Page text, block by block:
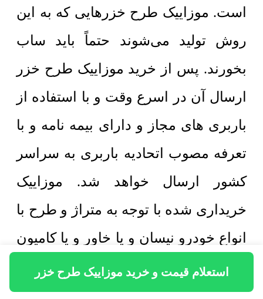
استعلام قیمت و خرید موزاییک طرح خزر
است. موزاییک طرح خزر‌هایی که به این
روش توليد می‌شوند حتماً باید ساب
بخورند. پس از خرید موزاییک طرح خزر
ارسال آن در اسرع وقت و با استفاده از
باربری های مجاز و دارای بیمه نامه و با
تعرفه مصوب اتحادیه باربری به سراسر
کشور ارسال خواهد شد. موزاییک
خریداری شده با توجه به متراژ و طرح با
انواع خودرو نیسان و یا خاور و یا کامیون
تک و جفت قابل ارسال است و هزینه
حمل جداگانه توسط باربری تسویه